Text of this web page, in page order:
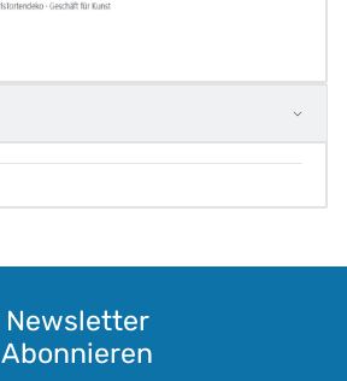
Newsletter
Abonnieren